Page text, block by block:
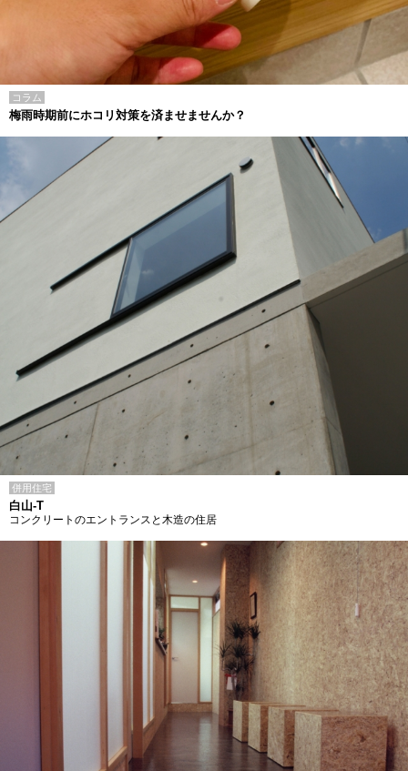
コラム
梅雨時期前にホコリ対策を済ませませんか？
併用住宅
白山-T
コンクリートのエントランスと木造の住居